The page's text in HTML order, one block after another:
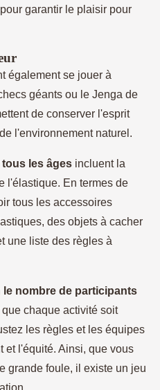
garantir le plaisir pour
également se jouer à
géants ou le Jenga de
de conserver l'esprit
l'environnement naturel.
les âges incluent la
l'élastique. En termes de
tous les accessoires
des objets à cacher
une liste des règles à
nombre de participants
chaque activité soit
les règles et les équipes
et l'équité. Ainsi, que vous
grande foule, il existe un jeu